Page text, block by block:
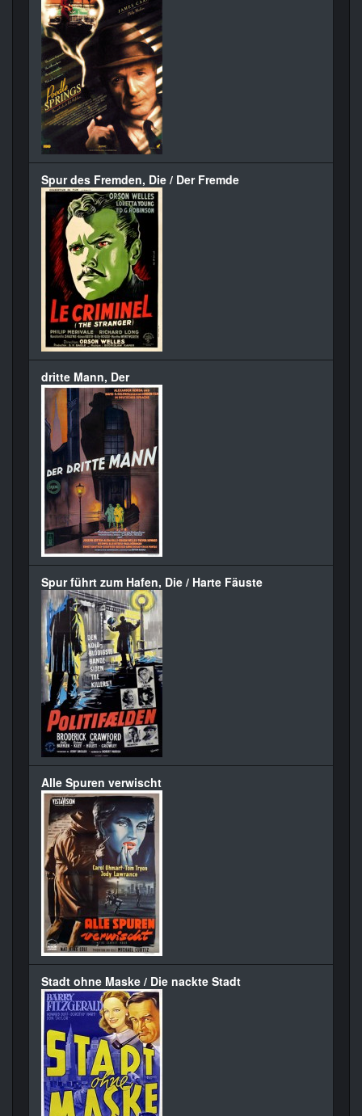
Spur des Fremden, Die / Der Fremde
dritte Mann, Der
Spur führt zum Hafen, Die / Harte Fäuste
Alle Spuren verwischt
Stadt ohne Maske / Die nackte Stadt